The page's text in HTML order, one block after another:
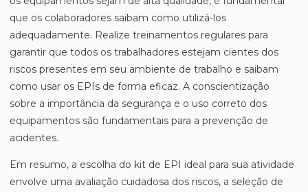
que os colaboradores saibam como utilizá-los
adequadamente. Realize treinamentos regulares para
garantir que todos os trabalhadores estejam cientes dos
riscos presentes em seu ambiente de trabalho e saibam
como usar os EPIs de forma eficaz. A conscientização
sobre a importância da segurança e o uso correto dos
equipamentos são fundamentais para a prevenção de
acidentes.
Em resumo, a escolha do kit de EPI ideal para sua atividade
envolve uma avaliação cuidadosa dos riscos, a seleção de